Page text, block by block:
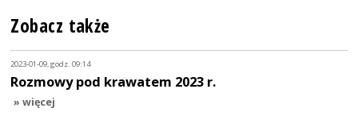
Zobacz także
2023-01-09, godz. 09:14
Rozmowy pod krawatem 2023 r.
» więcej